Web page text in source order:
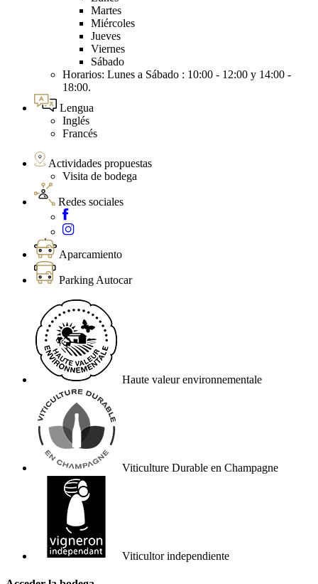
Martes
Miércoles
Jueves
Viernes
Sábado
Horarios: Lunes a Sábado : 10:00 - 12:00 y 14:00 -
18:00.
Lengua
Inglés
Francés
Actividades propuestas
Visita de bodega
Redes sociales
Aparcamiento
Parking Autocar
Haute valeur environnementale
Viticulture Durable en Champagne
Viticultor independiente